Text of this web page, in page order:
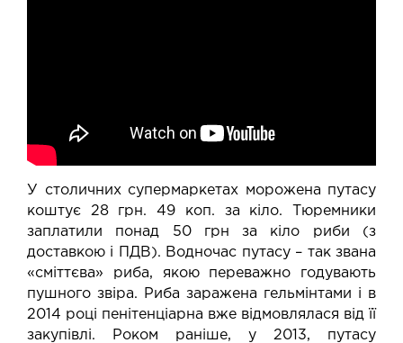
У столичних супермаркетах морожена путасу
коштує 28 грн. 49 коп. за кіло. Тюремники
заплатили понад 50 грн за кіло риби (з
доставкою і ПДВ). Водночас путасу – так звана
«сміттєва» риба, якою переважно годувають
пушного звіра. Риба заражена гельмінтами і в
2014 році пенітенціарна вже відмовлялася від її
закупівлі. Роком раніше, у 2013, путасу